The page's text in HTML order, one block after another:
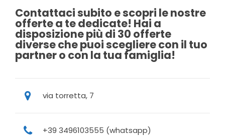
Contattaci subito e scopri le nostre
offerte a te dedicate! Hai a
disposizione più di 30 offerte
diverse che puoi scegliere con il tuo
partner o con la tua famiglia!
via torretta, 7
+39 3496103555 (whatsapp)